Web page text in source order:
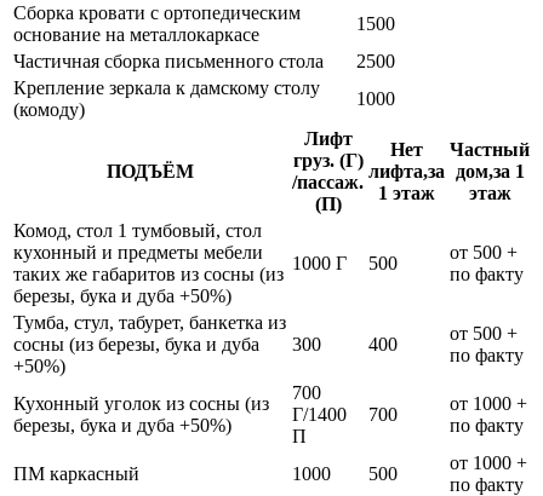
Сборка кровати с ортопедическим
основание на металлокаркасе
1500
Частичная сборка письменного стола
2500
Крепление зеркала к дамскому столу
(комоду)
1000
ПОДЪЁМ
Лифт
груз. (Г)
/пассаж.
(П)
Нет
лифта,за
1 этаж
Частный
дом,за 1
этаж
Комод, стол 1 тумбовый, стол
кухонный и предметы мебели
таких же габаритов из сосны (из
березы, бука и дуба +50%)
1000 Г 500
от 500 +
по факту
Тумба, стул, табурет, банкетка из
сосны (из березы, бука и дуба
+50%)
300 400
от 500 +
по факту
Кухонный уголок из сосны (из
березы, бука и дуба +50%)
700
Г/1400
П
700
от 1000 +
по факту
ПМ каркасный 1000 500
от 1000 +
по факту